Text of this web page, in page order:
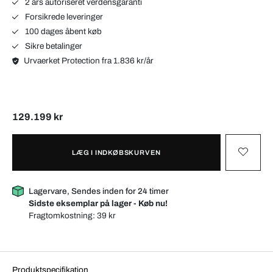
2 års autoriseret verdensgaranti
Forsikrede leveringer
100 dages åbent køb
Sikre betalinger
Urvaerket Protection fra 1.836 kr/år
129.199 kr
LÆG I INDKØBSKURVEN
Lagervare, Sendes inden for 24 timer
Sidste eksemplar på lager - Køb nu!
Fragtomkostning:39 kr
Produktspecifikation